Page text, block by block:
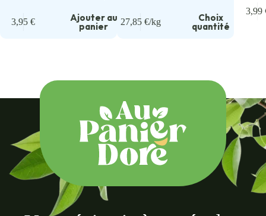
3,95€ Ajouter au
panier 27,85 €/kg Choix
quantité
3,99